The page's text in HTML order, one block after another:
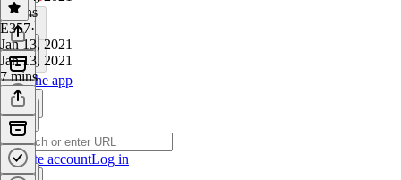
Get the app
Create accountLog in
5 mins
E357·
Jan 13, 2021
Jan 13, 2021
7 mins